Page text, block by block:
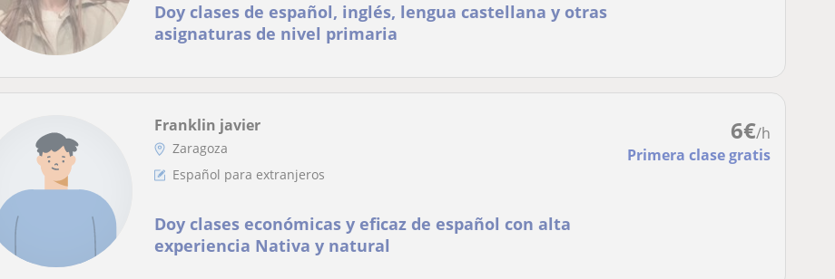
Doy clases de español, inglés, lengua castellana y otras
asignaturas de nivel primaria
6€/h
Primera clase gratis
Franklin javier
Zaragoza
Español para extranjeros
Doy clases económicas y eficaz de español con alta
experiencia Nativa y natural